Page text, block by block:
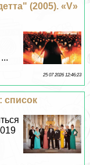
(2005). «V»
25 07 2026 12:46:23
список